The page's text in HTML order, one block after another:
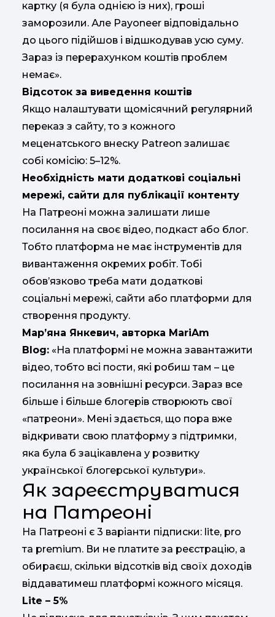
картку (я була однією із них), гроші
заморозили. Але Payoneer відповідально
до цього підійшов і відшкодував усю суму.
Зараз із перерахунком коштів проблем
немає».
Відсоток за виведення коштів
Якщо налаштувати щомісячний регулярний
переказ з сайту, то з кожного
меценатського внеску Patreon залишає
собі комісію: 5–12%.
Необхідність мати додаткові соціальні
мережі, сайти для публікації контенту
На Патреоні можна залишати лише
посилання на своє відео, подкаст або блог.
Тобто платформа не має інструментів для
вивантаження окремих робіт. Тобі
обов’язково треба мати додаткові
соціальні мережі, сайти або платформи для
створення продукту.
Мар’яна Янкевич, авторка MariAm
Blog: «На платформі не можна завантажити
відео, тобто всі пости, які робиш там – це
посилання на зовнішні ресурси. Зараз все
більше і більше блогерів створюють свої
«патреони». Мені здається, що пора вже
відкривати свою платформу з підтримки,
яка була б зацікавлена у розвитку
української блогерської культури».
Як зареєструватися
на Патреоні
На Патреоні є 3 варіанти підписки: lite, pro
та premium. Ви не платите за реєстрацію, а
обираєш, скільки відсотків від своїх доходів
віддаватимеш платформі кожного місяця.
Lite – 5%